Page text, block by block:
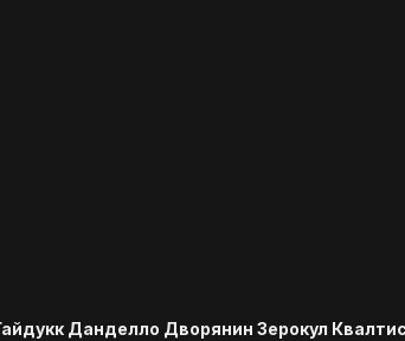
Данделло Дворянин Зерокул